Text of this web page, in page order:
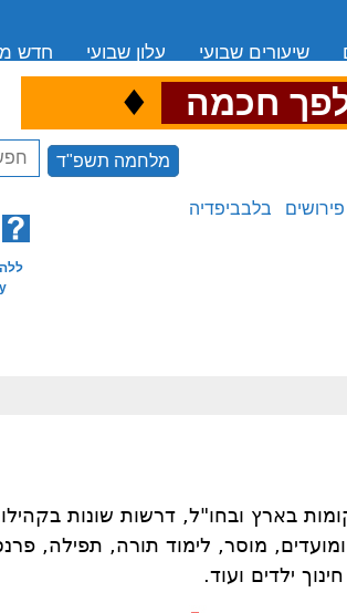
חדש עלון שבועי שיעורים שבועי
חכמה ♦
מלחמה תשפ"ד
פירושים בלבביפדיה
בארץ ובחו"ל, דרשות שונות
מוסר, לימוד תורה, תפילה,
ילדים ועוד.